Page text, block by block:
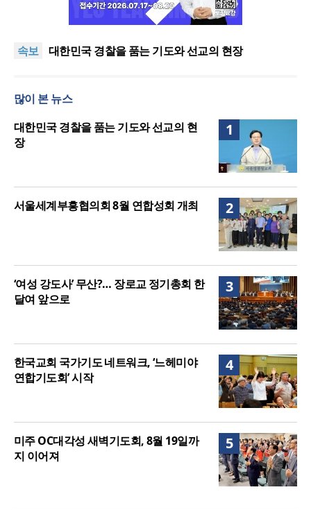
속보
한기연 “전쟁을 부르는 정책을 중단하라”
27.8%, 중증 입원·재활 확충 과제
대한민국 경찰을 품는 기도와 선교의 현장
주길”
한기연 “전쟁을 부르는 정책을 중단하라”
정신건강 치료 인프라 부족… 정신질환 평생유병률
27.8%, 중증 입원·재활 확충 과제
많이 본 뉴스
1
대한민국 경찰을 품는 기도와 선교의 현
장
2
서울세계부흥협의회 8월 연합성회 개최
3
‘여성 강도사’ 무산?… 장로교 정기총회 한
달여 앞으로
4
한국교회 국가기도 네트워크, ‘느헤미야
연합기도회’ 시작
5
미주 OC대각성 새벽기도회, 8월 19일까
지 이어져